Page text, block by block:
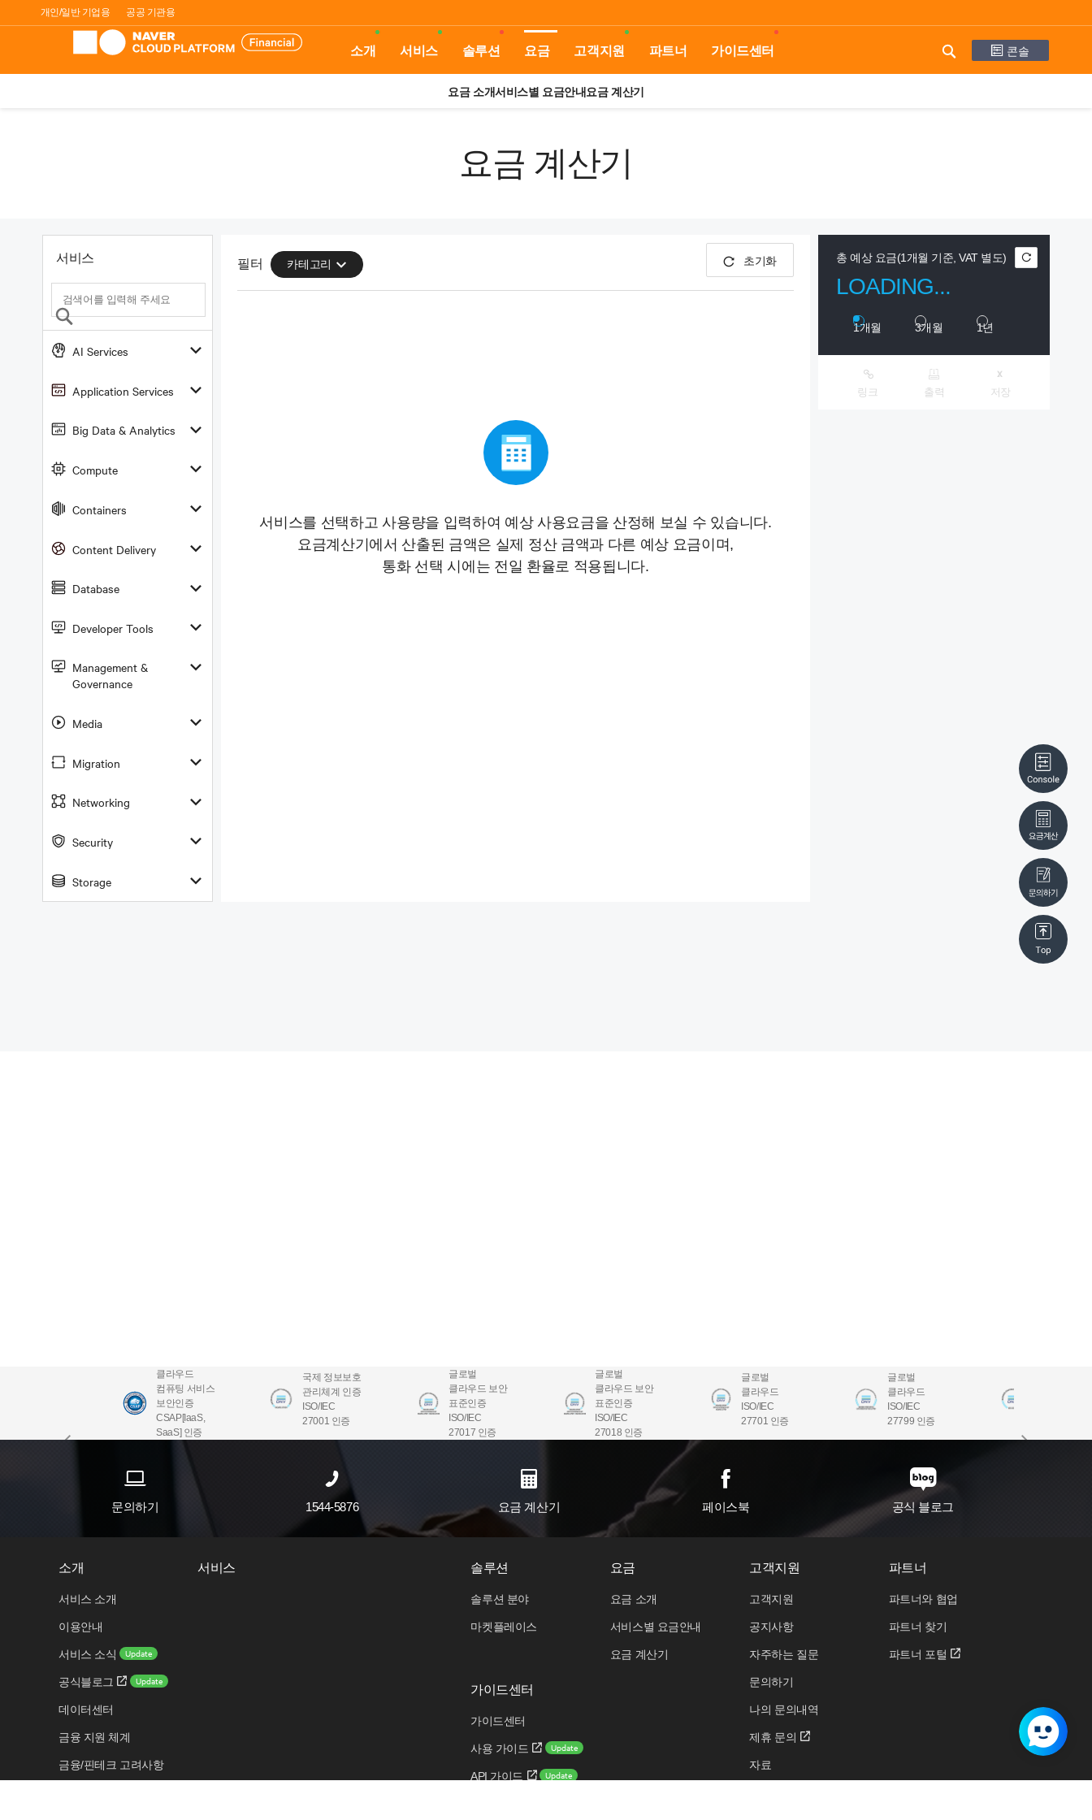
개인/일반 기업용 공공 기관용
콘솔
소개 서비스 솔루션 요금 고객지원 파트너 가이드센터
요금 소개서비스별 요금안내 요금 계산기
요금 계산기
서비스
AI Services
Application Services
Big Data & Analytics
Compute
Containers
Content Delivery
Database
Developer Tools
Management &
Governance
Media
Migration
Networking
Security
Storage
초기화
필터 카테고리
서비스를 선택하고 사용량을 입력하여 예상 사용요금을 산정해 보실 수 있습니다.
요금계산기에서 산출된 금액은 실제 정산 금액과 다른 예상 요금이며,
통화 선택 시에는 전일 환율로 적용됩니다.
총 예상 요금(1개월 기준, VAT 별도)
LOADING...
1개월 3개월 1년
링크 출력 저장
클라우드
컴퓨팅 서비스
보안인증
CSAP[IaaS,
SaaS] 인증
국제 정보보호
관리체계 인증
ISO/IEC
27001 인증
글로벌
클라우드 보안
표준인증
ISO/IEC
27017 인증
글로벌
클라우드 보안
표준인증
ISO/IEC
27018 인증
글로벌
클라우드
ISO/IEC
27701 인증
글로벌
클라우드
ISO/IEC
27799 인증
문의하기 1544-5876 요금 계산기 페이스북 공식 블로그
소개
서비스 소개
이용안내
서비스 소식 Update
공식블로그 Update
데이터센터
금융 지원 체계
금융/핀테크 고려사항
서비스 솔루션
솔루션 분야
마켓플레이스
요금
요금 소개
서비스별 요금안내
요금 계산기
고객지원
고객지원
공지사항
자주하는 질문
문의하기
나의 문의내역
제휴 문의
자료
파트너
파트너와 협업
파트너 찾기
파트너 포털
가이드센터
가이드센터
사용 가이드 Update
API 가이드 Update